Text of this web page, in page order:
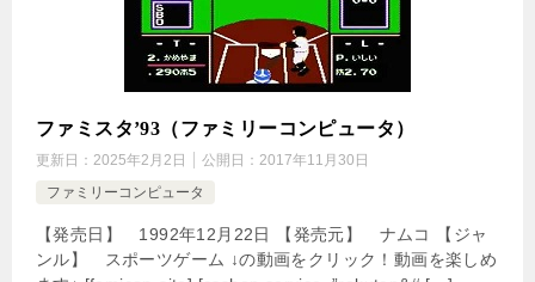
ファミスタ’93（ファミリーコンピュータ）
更新日： 2025年2月2日 公開日： 2017年11月30日
ファミリーコンピュータ
【発売日】 1992年12月22日 【発売元】 ナムコ 【ジャ
ンル】 スポーツゲーム ↓の動画をクリック！動画を楽しめ